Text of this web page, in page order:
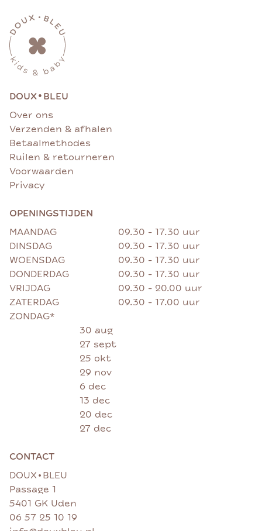
DOUX• BLEU
Over ons
Verzenden & afhalen
Betaalmethodes
Ruilen & retourneren
Voorwaarden
Privacy
OPENINGSTIJDEN
MAANDAG
09.30 - 17.30 uur
DINSDAG
09.30 - 17.30 uur
WOENSDAG
09.30 - 17.30 uur
DONDERDAG
09.30 - 17.30 uur
VRIJDAG
09.30 - 20.00 uur
ZATERDAG
09.30 - 17.00 uur
ZONDAG*
30 aug
27 sept
25 okt
29 nov
6 dec
13 dec
20 dec
27 dec
CONTACT
DOUX • BLEU
Passage 1
5401 GK Uden
06 57 25 10 19